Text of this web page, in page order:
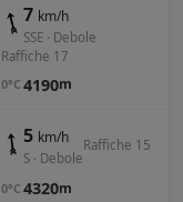
7 km/h
SSE · Debole
Raffiche 17
0°C 4190m
5 km/h
S · Debole
Raffiche 15
0°C 4320m